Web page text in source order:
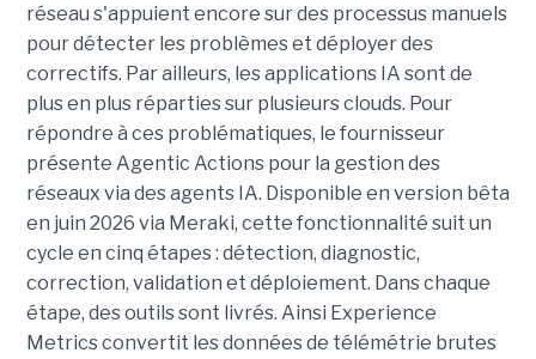
réseau s'appuient encore sur des processus manuels
pour détecter les problèmes et déployer des
correctifs. Par ailleurs, les applications IA sont de
plus en plus réparties sur plusieurs clouds. Pour
répondre à ces problématiques, le fournisseur
présente Agentic Actions pour la gestion des
réseaux via des agents IA. Disponible en version bêta
en juin 2026 via Meraki, cette fonctionnalité suit un
cycle en cinq étapes : détection, diagnostic,
correction, validation et déploiement. Dans chaque
étape, des outils sont livrés. Ainsi Experience
Metrics convertit les données de télémétrie brutes